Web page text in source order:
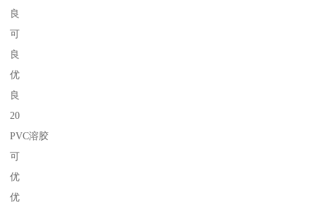
良
可
良
优
良
20
PVC溶胶
可
优
优